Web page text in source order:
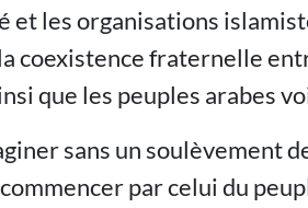
et les organisations
coexistence fraternelle
que les peuples arabes
sans un soulèvement
par celui du